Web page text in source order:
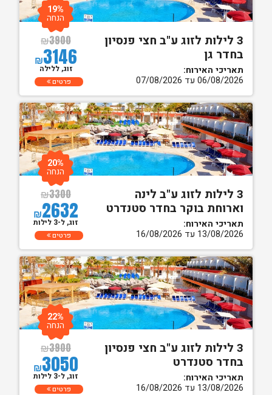
3 לילות לזוג ע"ב חצי פנסיון
בחדר גן
תאריכי האירוח:
06/08/2026 עד 07/08/2026
₪3900
₪3146
19%
הנחה
זוג, ללילה
פרטים
3 לילות לזוג ע"ב לינה
וארוחת בוקר בחדר סטנדרט
תאריכי האירוח:
13/08/2026 עד 16/08/2026
₪3300
₪2632
20%
הנחה
זוג, ל-3 לילות
פרטים
3 לילות לזוג ע"ב חצי פנסיון
בחדר סטנדרט
תאריכי האירוח:
13/08/2026 עד 16/08/2026
₪3900
₪3050
22%
הנחה
זוג, ל-3 לילות
פרטים